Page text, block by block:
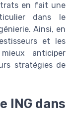
en fait une
dans le
Ainsi, en
et les
anticiper
stratégies de
ING dans